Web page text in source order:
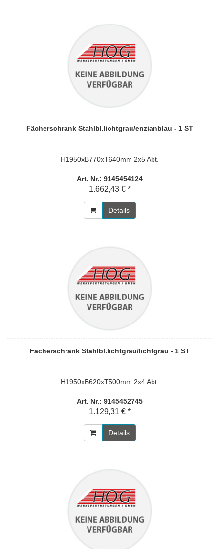
Fächerschrank Stahlbl.lichtgrau/enzianblau - 1 ST
H1950xB770xT640mm 2x5 Abt.
Art. Nr.: 9145454124
1.662,43 € *
Details
Fächerschrank Stahlbl.lichtgrau/lichtgrau - 1 ST
H1950xB620xT500mm 2x4 Abt.
Art. Nr.: 9145452745
1.129,31 € *
Details